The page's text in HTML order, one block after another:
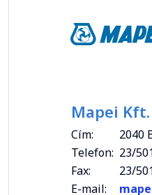
Mapei Kft.
Cím:
2040
Telefon: 23/
Fax:
23/
E-mail: